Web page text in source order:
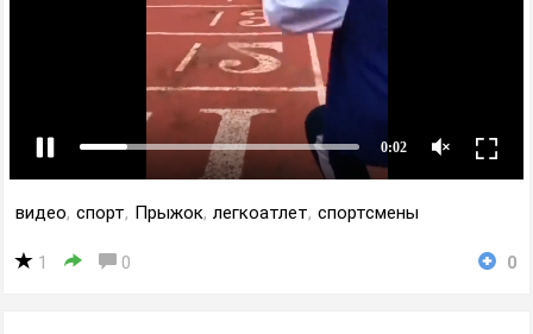
видео, спорт, Прыжок, легкоатлет, спортсмены
1 0 0